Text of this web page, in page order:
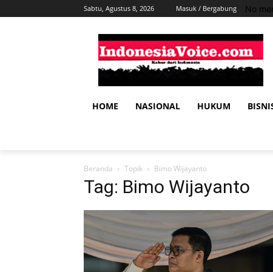
Sabtu, Agustus 8, 2026 Masuk / Bergabung No
HOME NASIONAL HUKUM
Beranda Topik Bimo Wijayanto
Tag: Bimo Wijayanto